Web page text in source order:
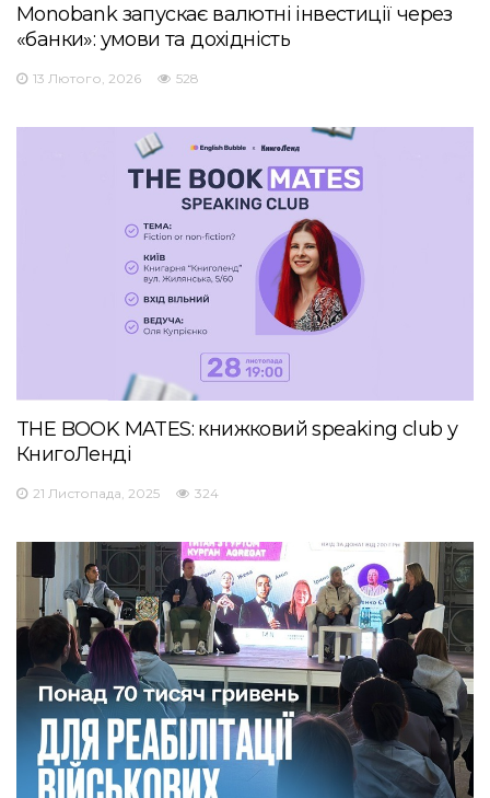
Monobank запускає валютні інвестиції через
«банки»: умови та дохідність
13 Лютого, 2026 528
THE BOOK MATES: книжковий speaking club у
КнигоЛенді
21 Листопада, 2025 324